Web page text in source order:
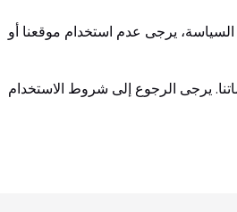
يرجى عدم استخدام موقعنا أو
يرجى الرجوع إلى شروط الاستخدام